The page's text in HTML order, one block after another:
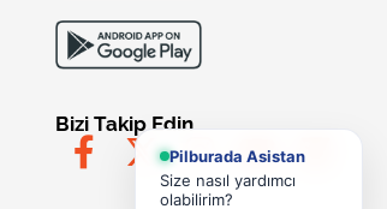
Bizi Takip Edin
Pilburada Asistan
Size nasıl yardımcı
olabilirim?